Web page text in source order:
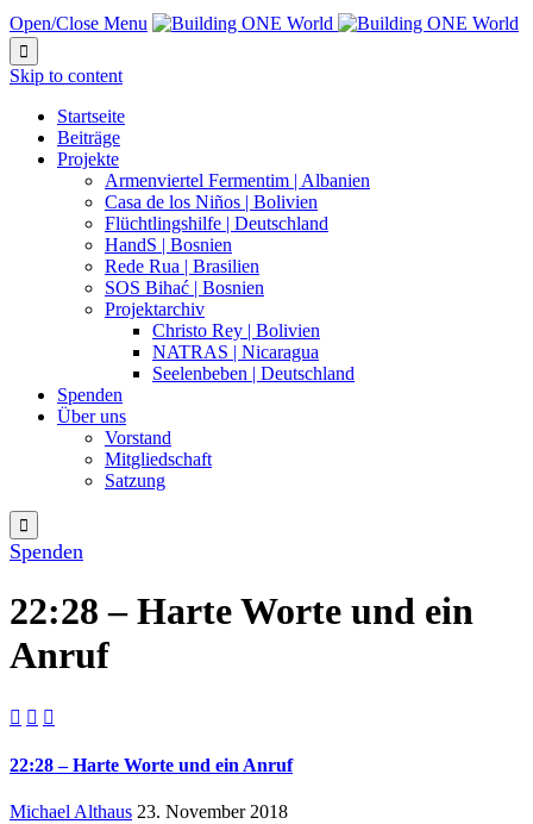
Open/Close Menu

Skip to content
Startseite
Beiträge
Projekte
Armenviertel Fermentim | Albanien
Casa de los Niños | Bolivien
Flüchtlingshilfe | Deutschland
HandS | Bosnien
Rede Rua | Brasilien
SOS Bihać | Bosnien
Projektarchiv
Christo Rey | Bolivien
NATRAS | Nicaragua
Seelenbeben | Deutschland
Spenden
Über uns
Vorstand
Mitgliedschaft
Satzung

Spenden
22:28 – Harte Worte und ein
Anruf
  
22:28 – Harte Worte und ein Anruf
Michael Althaus 23. November 2018